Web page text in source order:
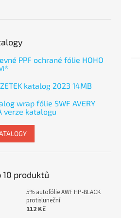
PPF ochrané fólie HOHO
katalog 2023 14MB
wrap fólie SWF AVERY
verze katalogu
10 produktů
5% autofólie AWF HP-BLACK
protisluneční
112 Kč